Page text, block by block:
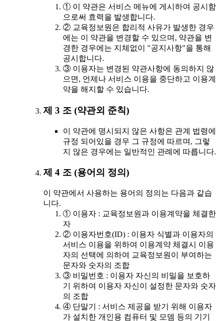
① 이 약관은 서비스 메뉴에 게시하여 공시함
으로써 효력을 발생합니다.
② 교육정보원은 합리적 사유가 발생한 경우
에는 이 약관을 변경할 수 있으며, 약관을 변
경한 경우에는 지체없이 "공지사항"을 통해
공시합니다.
③ 이용자는 변경된 약관사항에 동의하지 않
으면, 언제나 서비스 이용을 중단하고 이용계
약을 해지할 수 있습니다.
제 3 조 (약관외 준칙)
이 약관에 명시되지 않은 사항은 관계 법령에
규정 되어있을 경우 그 규정에 따르며, 그렇
지 않은 경우에는 일반적인 관례에 따릅니다.
제 4 조 (용어의 정의)
이 약관에서 사용하는 용어의 정의는 다음과 같습
니다.
① 이용자 : 교육정보원과 이용계약을 체결한
자
② 이용자번호(ID) : 이용자 식별과 이용자의
서비스 이용을 위하여 이용계약 체결시 이용
자의 선택에 의하여 교육정보원이 부여하는
문자와 숫자의 조합
③ 비밀번호 : 이용자 자신의 비밀을 보호하
기 위하여 이용자 자신이 설정한 문자와 숫자
의 조합
④ 단말기 : 서비스 제공을 받기 위해 이용자
가 설치한 개인용 컴퓨터 및 모뎀 등의 기기